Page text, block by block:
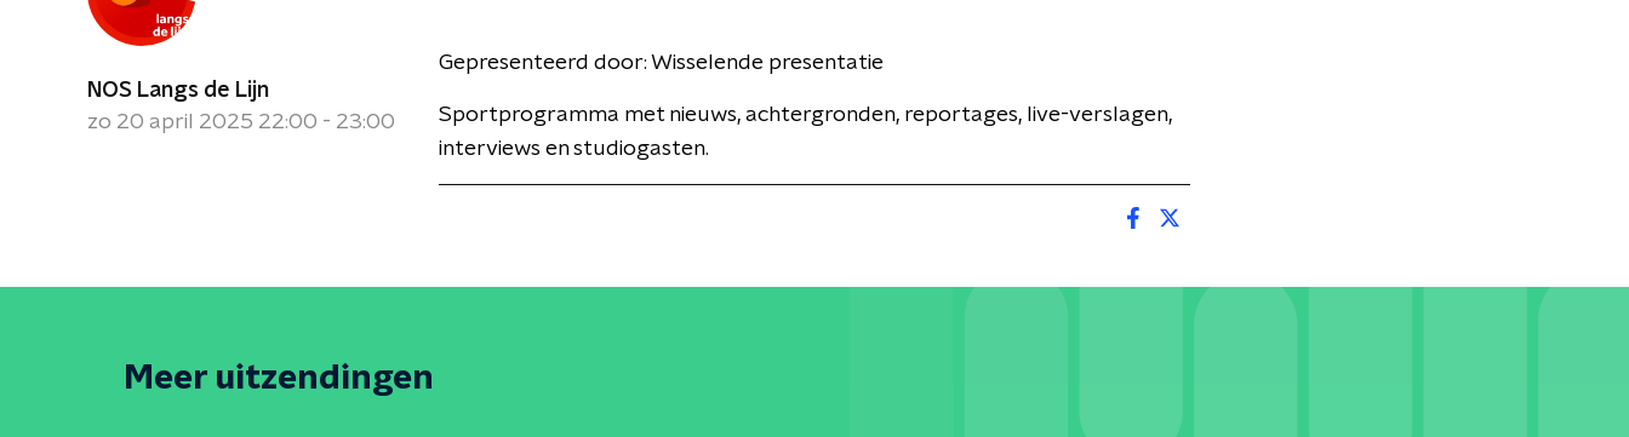
NOS Langs de Lijn
zo 20 april 2025 22:00 - 23:00
Gepresenteerd door: Wisselende presentatie
Sportprogramma met nieuws, achtergronden, reportages, live-verslagen,
interviews en studiogasten.
Meer uitzendingen